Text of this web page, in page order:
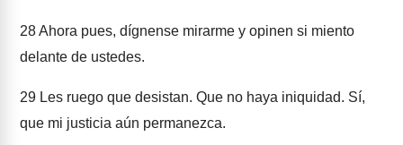
28Ahora pues, dígnense mirarme y opinen si miento
delante de ustedes.
29 Les ruego que desistan. Que no haya iniquidad. Sí,
que mi justicia aún permanezca.